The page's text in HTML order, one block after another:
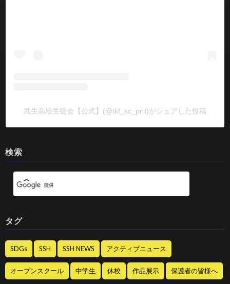
武生高校生徒会【公式】(@tkf_sc_prd)がシェアした投稿
検索
タグ
SDGs SSH SSH NEWS アクティブニュース
オープンスクール 中学生 休校 作品展示 保護者の皆様へ